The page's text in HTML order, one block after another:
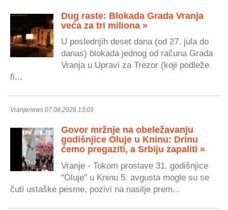
Dug raste: Blokada Grada Vranja
veća za tri miliona »
U poslednjih deset dana (od 27. jula do
danas) blokada jednog od računa Grada
Vranja u Upravi za Trezor (koji podleže
fi...
Vranjenews 07.08.2026 13:05
Govor mržnje na obeležavanju
godišnjice Oluje u Kninu: Drinu
ćemo pregaziti, a Srbiju zapaliti »
Vranje - Tokom proslave 31. godišnjice
"Oluje" u Kninu 5. avgusta mogle su se
čuti ustaške pesme, pozivi na nasilje prem...